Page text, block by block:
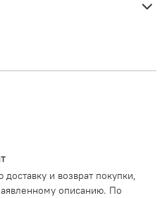
и возврат покупки,
описанию. По